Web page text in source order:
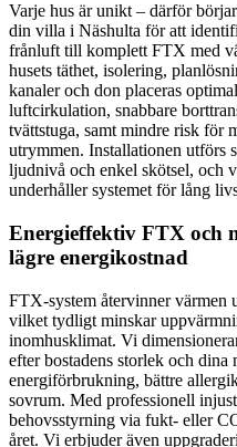
Varje hus är unikt – därför
din villa i Näshulta för att
frånluft till komplett FTX med
husets täthet, isolering,
kanaler och don placeras
luftcirkulation, snabbare
tvättstuga, samt mindre risk för
utrymmen. Installationen utförs
ljudnivå och enkel skötsel, och
underhåller systemet för lång
Energieffektiv FTX och
lägre energikostnad
FTX-system återvinner värmen
vilket tydligt minskar
inomhusklimat. Vi
efter bostadens storlek och dina
energiförbrukning, bättre
sovrum. Med professionell
behovsstyrning via fukt- eller
året. Vi erbjuder även